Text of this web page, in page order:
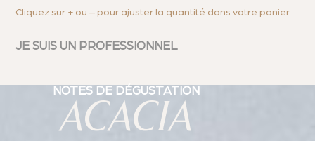
Cliquez sur + ou – pour ajuster la quantité dans votre panier.
JE SUIS UN PROFESSIONNEL
NOTES DE DÉGUSTATION
ACACIA